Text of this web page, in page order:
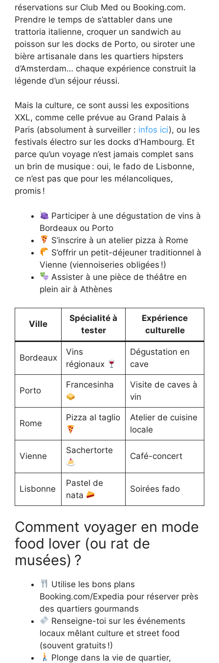
réservations sur Club Med ou Booking.com.
Prendre le temps de s’attabler dans une
trattoria italienne, croquer un sandwich au
poisson sur les docks de Porto, ou siroter une
bière artisanale dans les quartiers hipsters
d’Amsterdam… chaque expérience construit la
légende d’un séjour réussi.
Mais la culture, ce sont aussi les expositions
XXL, comme celle prévue au Grand Palais à
Paris (absolument à surveiller : infos ici), ou les
festivals électro sur les docks d’Hambourg. Et
parce qu’un voyage n’est jamais complet sans
un brin de musique : oui, le fado de Lisbonne,
ce n’est pas que pour les mélancoliques,
promis !
Participer à une dégustation de vins à
Bordeaux ou Porto
S’inscrire à un atelier pizza à Rome
S’offrir un petit-déjeuner traditionnel à
Vienne (viennoiseries obligées !)
Assister à une pièce de théâtre en
plein air à Athènes
Ville
Spécialité à
tester
Expérience
culturelle
Bordeaux
Vins
régionaux
Dégustation en
cave
Porto
Francesinha
Visite de caves à
vin
Rome
Pizza al taglio
Atelier de cuisine
locale
Vienne
Sachertorte
Café-concert
Lisbonne
Pastel de
nata
Soirées fado
Comment voyager en mode
food lover (ou rat de
musées) ?
Utilise les bons plans
Booking.com/Expedia pour réserver près
des quartiers gourmands
Renseigne-toi sur les événements
locaux mêlant culture et street food
(souvent gratuits !)
Plonge dans la vie de quartier,